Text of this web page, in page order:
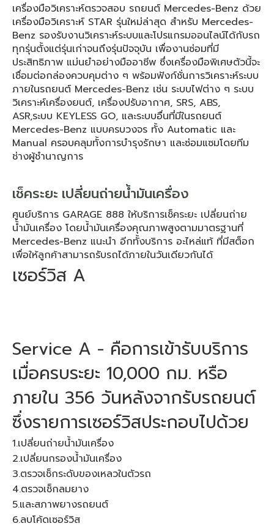
เครื่องมือวิเคราะห์ตรวจสอบ รถยนต์ Mercedes-Benz ด้วย
เครื่องมือวิเคราะห์ STAR รุ่นใหม่ล่าสุด สำหรับ Mercedes-
Benz รองรับงานวิเคราะห์ระบบและโปรแกรมออนไลน์ได้กับรถ
ทุกรุ่นตั้งแต่รุ่นเก่าจนถึงรุ่นปัจจุบัน เพื่องานซ่อมที่มี
ประสิทธิภาพ แม่นยำอย่างมืออาชีพ ซึ่งเครื่องมือพิเศษตัวนี้จะ
เชื่อมต่อกล่องควบคุมต่าง ๆ พร้อมฟังก์ชั่นการวิเคราะห์ระบบ
ภายในรถยนต์ Mercedes-Benz เช่น ระบบไฟต่าง ๆ ระบบ
วิเคราะห์เครื่องยนต์, เครื่องปรับอากาศ, SRS, ABS,
ASR,ระบบ KEYLESS GO, และระบบอื่นที่มีในรถยนต์
Mercedes-Benz แบบครบวงจร ทั้ง Automatic และ
Manual ครอบคลุมทั้งการบำรุงรักษา และซ่อมแซมโดยทีม
ช่างผู้ชำนาญการ
เช็คระยะ เปลี่ยนถ่ายน้ำมันเครื่อง
ศูนย์บริการ GARAGE 888 ให้บริการเช็คระยะ เปลี่ยนถ่าย
น้ำมันเครื่อง โดยน้ำมันเครื่องคุณภาพสูงตามมาตรฐานที่
Mercedes-Benz แนะนำ อีกทั้งบริการ อะไหล่แท้ ที่มีสต็อก
เพื่อให้ลูกค้าสามารถรับรถได้ภายในวันเดียวกันได้
เซอร์วิส A
Service A - คือการเข้ารับบริการ
เมื่อครบระยะ 10,000 กม. หรือ
ภายใน 356 วันหลังจากรับรถยนต์
ซึ่งรายการเซอร์วิสประกอบไปด้วย
1.เปลี่ยนถ่ายน้ำมันเครื่อง
2.เปลี่ยนกรองน้ำมันเครื่อง
3.ตรวจเช็กระดับของเหลวในตัวรถ
4.ตรวจเช็กลมยาง
5.และสภาพยางรถยนต์
6.ลบโค้ดเซอร์วิส